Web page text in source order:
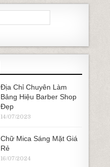
Địa Chỉ Chuyên Làm
Bảng Hiệu Barber Shop
Đẹp
14/07/2023
Chữ Mica Sáng Mặt Giá
Rẻ
16/07/2024